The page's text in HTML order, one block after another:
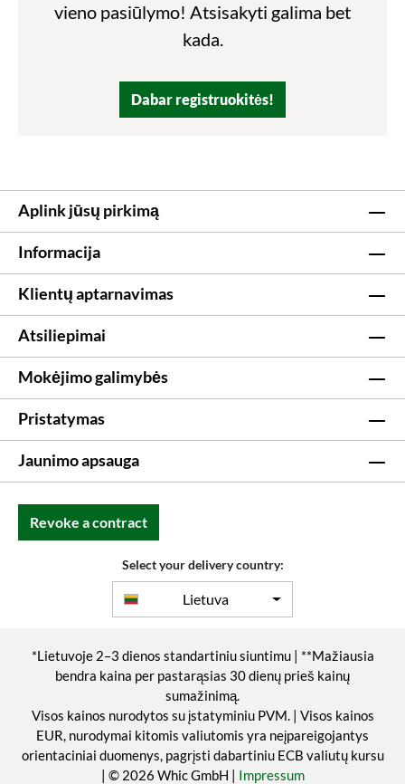
vieno pasiūlymo! Atsisakyti galima bet
kada.
Dabar registruokitės!
Aplink jūsų pirkimą
Informacija
Klientų aptarnavimas
Atsiliepimai
Mokėjimo galimybės
Pristatymas
Jaunimo apsauga
Revoke a contract
Select your delivery country:
Lietuva
*Lietuvoje 2–3 dienos standartiniu siuntimu | **Mažiausia
bendra kaina per pastarąsias 30 dienų prieš kainų
sumažinimą.
Visos kainos nurodytos su įstatyminiu PVM. | Visos kainos
EUR, nurodymai kitomis valiutomis yra neįpareigojantys
orientaciniai duomenys, pagrįsti dabartiniu ECB valiutų kursu
| © 2026 Whic GmbH | Impressum